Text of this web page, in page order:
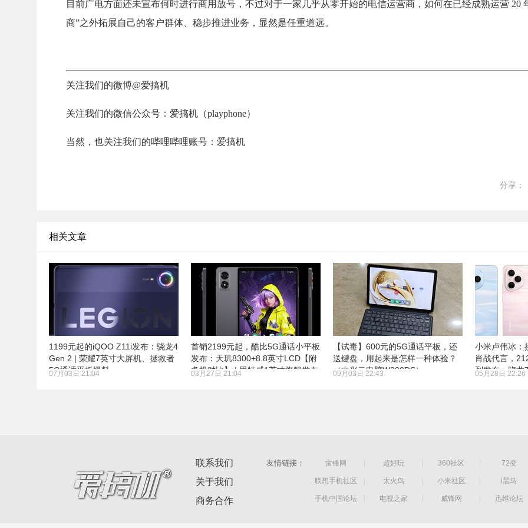
目前广电方面还未宣布何时进行商用放号，不过对于一家几乎从零开始的电信运营商，如何在已经成熟运营 20
商”之外拓展自己的客户群体、稳步推进业务，显然是任重道远。
关注我们的微博@爱搞机
关注我们的微信公众号：爱搞机（playphone）
当然，也关注我们的哔哩哔哩账号：爱搞机
分享：
相关文章
1199元起的iQOO Z11i发布：骁龙4
Gen 2 | 荣耀7英寸大屏机、拯救者
5G通话平板爆料
07月03日 21:04
首销2199元起，酷比5G通话小平板
发布：天玑8300+8.8英寸LCD【附
多机对比】 | 思特威1英寸旗舰发布
03月27日 21:04
【试毒】600元的5G通话平板，还
送键盘，用起来是怎样一种体验？
（中兴云电脑W200DS）
09月03日 22:43
小米卢伟冰：
肖战代言，
列发布：骁龙
05月28日 22:26
联系我们
关于我们
商务合作
友情链接： 雷锋网 超好玩 360社区 72变
联想手机社区 太火鸟 小米社区 i黑马
手机中国论坛 电视之家 威锋网 迅维论坛